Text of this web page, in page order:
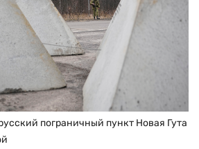
пограничный пункт Новая Гута